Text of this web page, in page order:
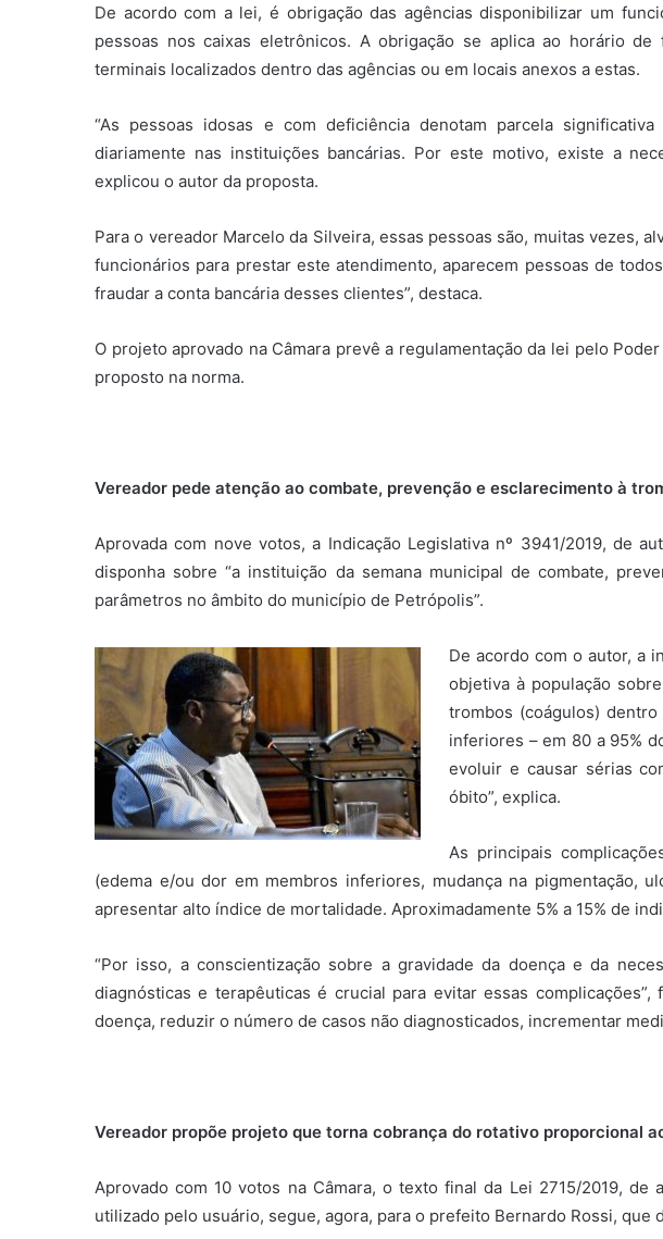
De acordo com a lei, é obrigação das agências disponibilizar um
pessoas nos caixas eletrônicos. A obrigação se aplica ao horário de
terminais localizados dentro das agências ou em locais anexos a estas.
“As pessoas idosas e com deficiência denotam parcela
diariamente nas instituições bancárias. Por este motivo, existe a
explicou o autor da proposta.
Para o vereador Marcelo da Silveira, essas pessoas são, muitas vezes,
funcionários para prestar este atendimento, aparecem pessoas de
fraudar a conta bancária desses clientes”, destaca.
O projeto aprovado na Câmara prevê a regulamentação da lei pelo
proposto na norma.
Vereador pede atenção ao combate, prevenção e esclarecimento à
Aprovada com nove votos, a Indicação Legislativa nº 3941/2019, de
disponha sobre “a instituição da semana municipal de combate,
parâmetros no âmbito do município de Petrópolis”.
De acordo com o autor, a
objetiva à população
trombos (coágulos)
inferiores – em 80 a 95%
evoluir e causar sérias
óbito”, explica.
As principais
(edema e/ou dor em membros inferiores, mudança na pigmentação,
apresentar alto índice de mortalidade. Aproximadamente 5% a 15% de
“Por isso, a conscientização sobre a gravidade da doença e da
diagnósticas e terapêuticas é crucial para evitar essas
doença, reduzir o número de casos não diagnosticados, incrementar
Vereador propõe projeto que torna cobrança do rotativo proporcional
Aprovado com 10 votos na Câmara, o texto final da Lei 2715/2019,
utilizado pelo usuário, segue, agora, para o prefeito Bernardo Rossi, que